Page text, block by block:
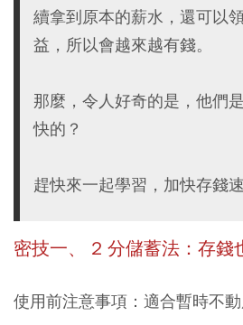
續拿到原本的薪水，還可以
益，所以會越來越有錢。
那麼，令人好奇的是，他們
快的？
趕快來一起學習，加快存錢速
密技一、 2 分儲蓄法：存錢
使用前注意事項：適合暫時不